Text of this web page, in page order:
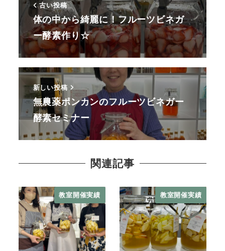
古い投稿
体の中から綺麗に！フルーツビネガ
ー酵素作り☆
新しい投稿
無農薬ポンカンのフルーツビネガー
酵素セミナー
関連記事
教室開催実績 教室開催実績